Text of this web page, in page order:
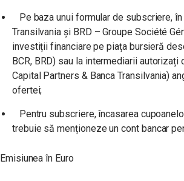
Pe baza unui formular de subscriere,
Transilvania și BRD – Groupe Société
investiții financiare pe piața bursieră
BCR, BRD) sau la intermediarii
Capital Partners & Banca Transilvania)
ofertei;
Pentru subscriere, încasarea
trebuie să menționeze un cont bancar
Emisiunea în Euro